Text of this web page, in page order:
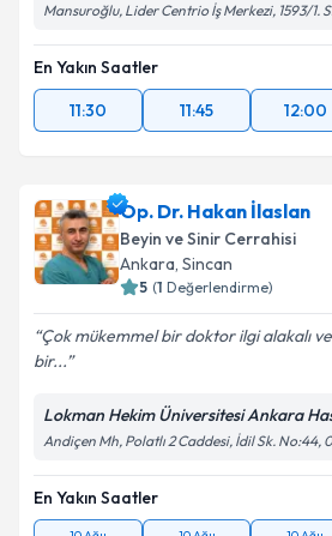
Mansuroğlu, Lider Centrio İş Merkezi, 1593/1.
En Yakın Saatler
11:30
11:45 12:00
Op. Dr. Hakan İlaslan
Beyin ve Sinir Cerrahisi
Ankara, Sincan
5 (1 Değerlendirme)
Çok mükemmel bir doktor ilgi alakalı
bir...
Lokman Hekim Üniversitesi Ankara
Andiçen Mh, Polatlı 2 Caddesi, İdil Sk. No:44,
En Yakın Saatler